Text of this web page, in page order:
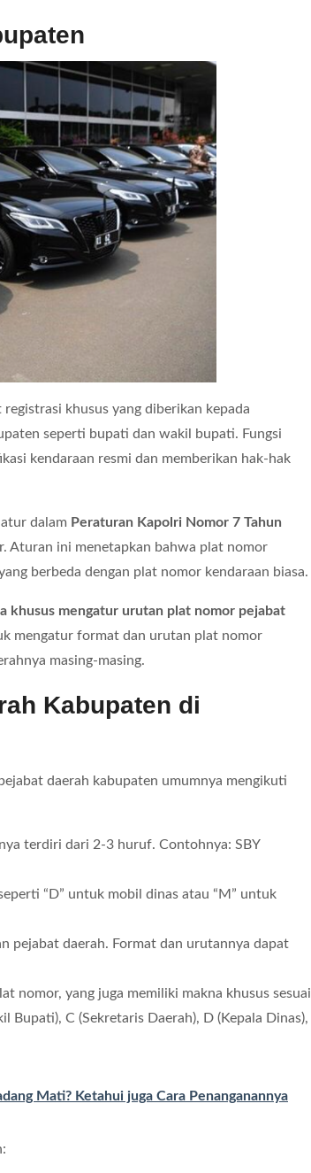
khusus yang diberikan kepada
seperti bupati dan wakil bupati. Fungsi
kendaraan resmi dan memberikan hak-hak
dalam Peraturan Kapolri Nomor 7 Tahun
Aturan ini menetapkan bahwa plat nomor
berbeda dengan plat nomor kendaraan biasa.
khusus mengatur urutan plat nomor pejabat
mengatur format dan urutan plat nomor
masing-masing.
Kabupaten di
daerah kabupaten umumnya mengikuti
terdiri dari 2-3 huruf. Contohnya: SBY
“D” untuk mobil dinas atau “M” untuk
pejabat daerah. Format dan urutannya dapat
nomor, yang juga memiliki makna khusus sesuai
Bupati), C (Sekretaris Daerah), D (Kepala Dinas),
Mati? Ketahui juga Cara Penanganannya